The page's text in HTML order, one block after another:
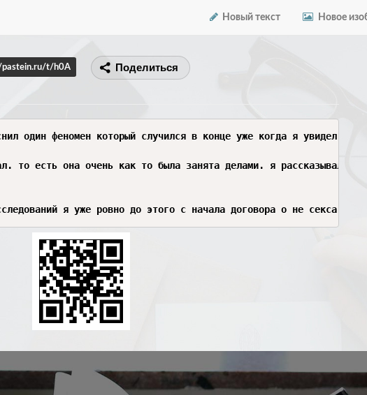
Новый текст Новое
pastein.ru/t/h0A Поделиться
один феномен который случился в конце уже когда я увидел
то есть она очень как то была занята делами. я рассказывало
я уже ровно до этого с начала договора о не секса а о